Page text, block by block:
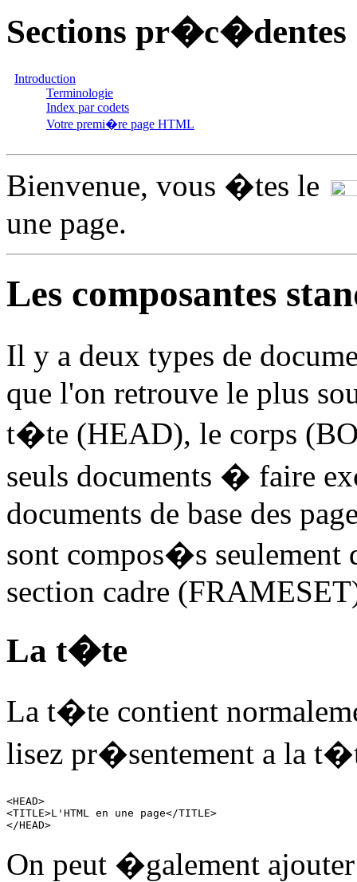
Sections pr�c�dentes
Introduction
Terminologie
Index par codets
Votre premi�re page HTML
Bienvenue, vous �tes le
une page.
Les composantes
Il y a deux types de
que l'on retrouve le plus
t�te (HEAD), le corps
seuls documents � faire
documents de base des
sont compos�s
section cadre
La t�te
La t�te contient
lisez pr�sentement a la
<HEAD>
<TITLE>L'HTML en une page</TITLE>
On peut �galement